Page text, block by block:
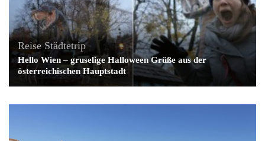
Reise Städtetrip
Hello Wien – gruselige Halloween Grüße aus der
österreichischen Hauptstadt